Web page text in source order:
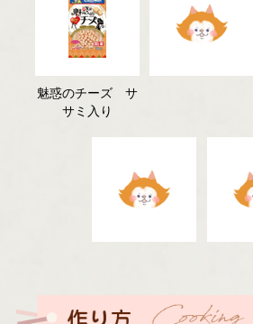
魅惑のチーズ サ
サミ入り